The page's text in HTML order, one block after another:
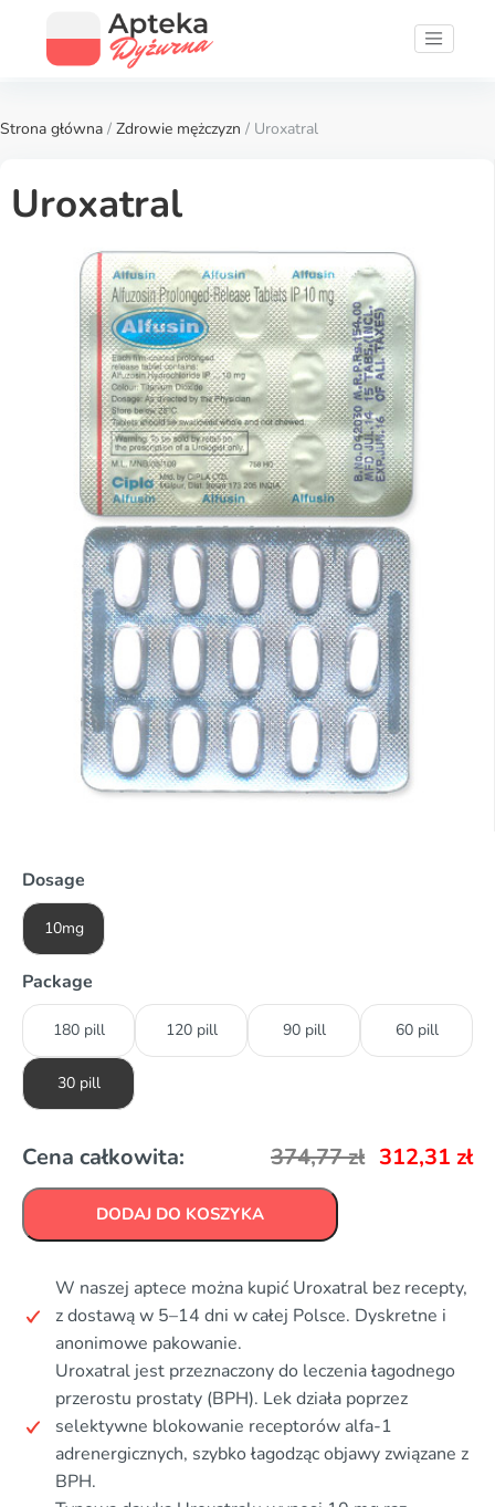
Strona główna / Zdrowie mężczyzn / Uroxatral
Uroxatral
Dosage
10mg
Package
180 pill 120 pill 90 pill 60 pill
30 pill
Cena całkowita: 374,77zł 312,31 zł
DODAJ DO KOSZYKA
W naszej aptece można kupić Uroxatral bez recepty,
z dostawą w 5–14 dni w całej Polsce. Dyskretne i
anonimowe pakowanie.
Uroxatral jest przeznaczony do leczenia łagodnego
przerostu prostaty (BPH). Lek działa poprzez
selektywne blokowanie receptorów alfa-1
adrenergicznych, szybko łagodząc objawy związane z
BPH.